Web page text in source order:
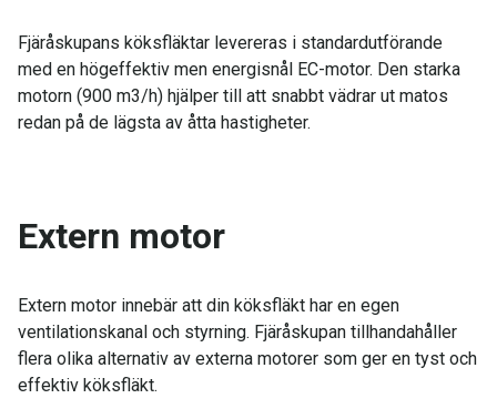
Fjäråskupans köksfläktar levereras i standardutförande
med en högeffektiv men energisnål EC-motor. Den starka
motorn (900 m3/h) hjälper till att snabbt vädrar ut matos
redan på de lägsta av åtta hastigheter.
Extern motor
Extern motor innebär att din köksfläkt har en egen
ventilationskanal och styrning. Fjäråskupan tillhandahåller
flera olika alternativ av externa motorer som ger en tyst och
effektiv köksfläkt.